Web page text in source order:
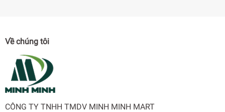
Về chúng tôi
CÔNG TY TNHH TMDV MINH MINH MART